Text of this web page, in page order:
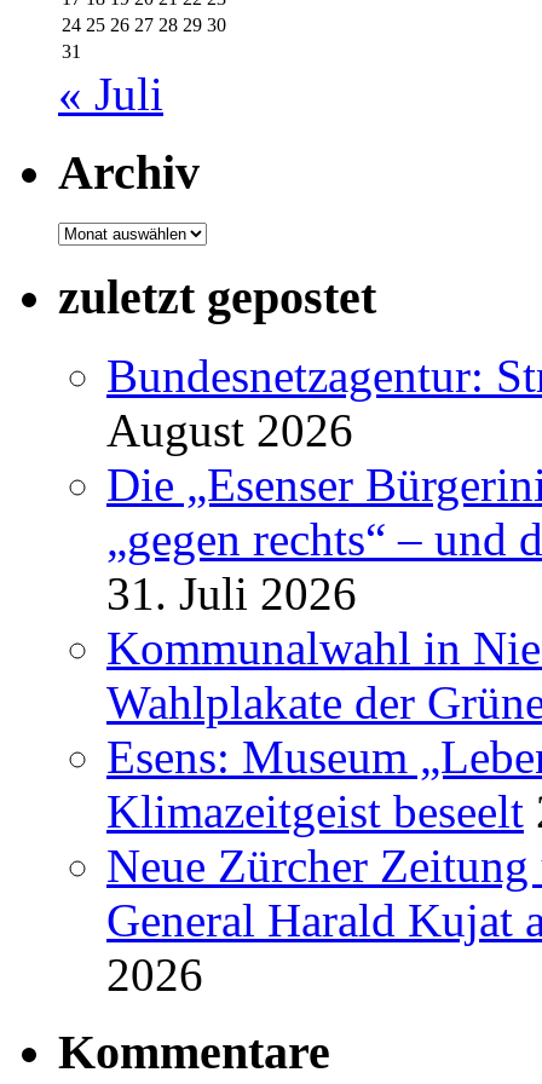
24 25 26 27 28 29 30
31
« Juli
Archiv
Archiv
zuletzt gepostet
Bundesnetzagentur:
August 2026
Die „Esenser
„gegen rechts“ – und
31. Juli 2026
Kommunalwahl in
Wahlplakate der
Esens: Museum
Klimazeitgeist beseelt
Neue Zürcher
General Harald Kujat
2026
Kommentare